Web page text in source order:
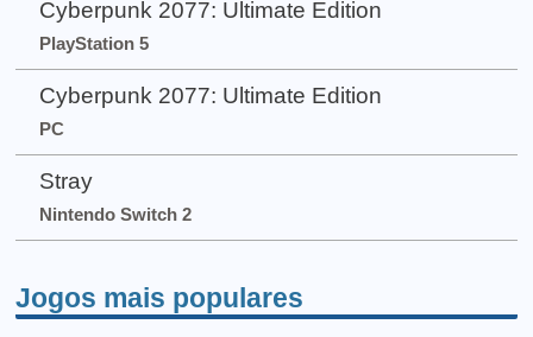
Cyberpunk 2077: Ultimate Edition
PlayStation 5
Cyberpunk 2077: Ultimate Edition
PC
Stray
Nintendo Switch 2
Jogos mais populares